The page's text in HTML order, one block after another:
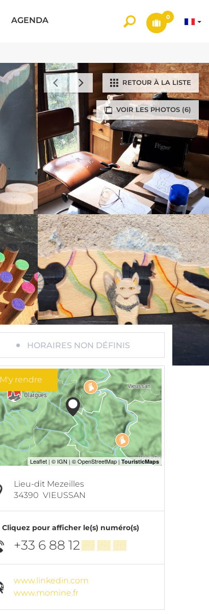
AGENDA 0
VOIR LES PHOTOS (6)
RETOUR À LA LISTE
HORAIRES NON DÉFINIS
M'y rendre
Lieu-dit Mezeilles
34390 VIEUSSAN
Cliquez pour afficher le(s) numéro(s)
+33 6 88 12▒▒ ▒▒ ▒▒
www.linkedin.com
www.momine.fr